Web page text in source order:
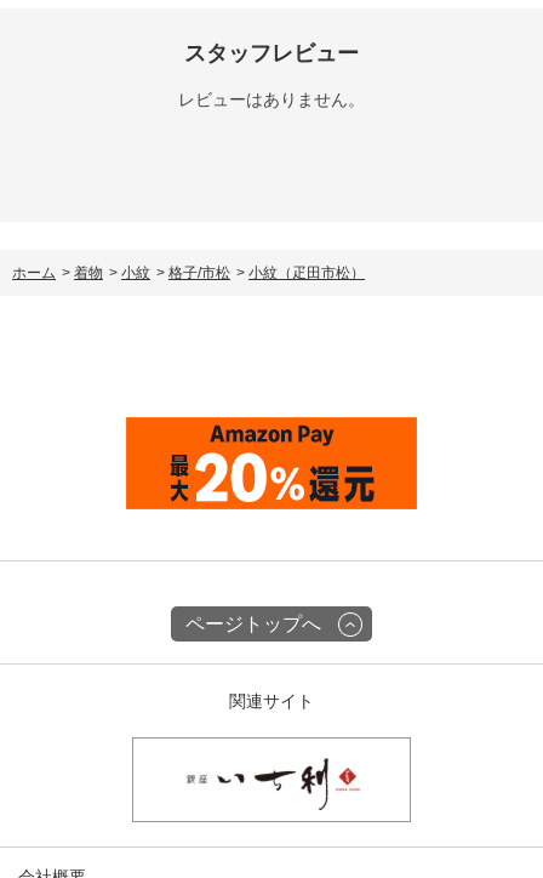
スタッフレビュー
レビューはありません。
ホーム > 着物 > 小紋 > 格子/市松 > 小紋（疋田市松）
ページトップへ
関連サイト